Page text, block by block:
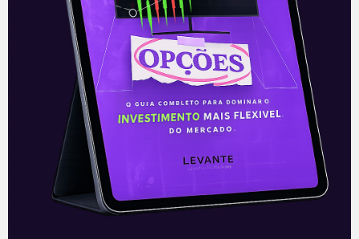
Take-Two Interactive compra
Zynga por US$ 12,7 bilhões